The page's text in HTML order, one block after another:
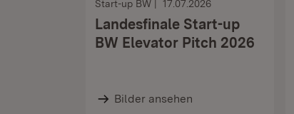
Start-up BW 17.07.2026
Landesfinale Start-up
BW Elevator Pitch 2026
Bilder ansehen